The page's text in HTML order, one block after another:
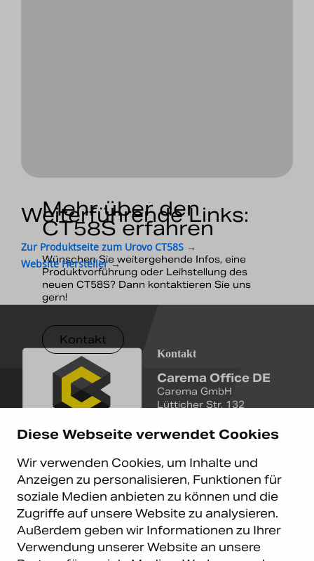
Diese Webseite verwendet Cookies
Wir verwenden Cookies, um Inhalte und
Anzeigen zu personalisieren, Funktionen für
soziale Medien anbieten zu können und die
Zugriffe auf unsere Website zu analysieren.
Außerdem geben wir Informationen zu Ihrer
Verwendung unserer Website an unsere
Mehr über den
CT58S erfahren
Wünschen Sie weitergehende Infos, eine
Produktvorführung oder Leihstellung des
neuen CT58S? Dann kontaktieren Sie uns
gern!
Kontakt
Weiterführende Links:
Zur Produktseite zum Urovo CT58S →
Website Hersteller→
Kontakt
Carema Office DE
Carema GmbH
Lütticher Str. 132
+49 (0)211 9367 8390
info@carema.de
© Copyright 2026 Carema
GmbH. Alle Rechte vorbehalten.
Datenschutz|Impressum
Carema Warehouse Kundendienst